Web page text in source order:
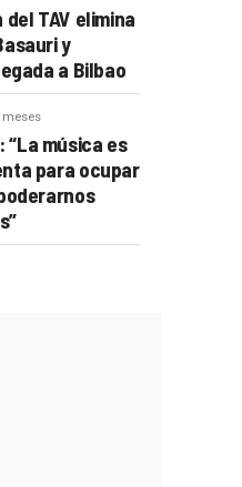
TAV elimina
y
a Bilbao
meses
música es
para ocupar